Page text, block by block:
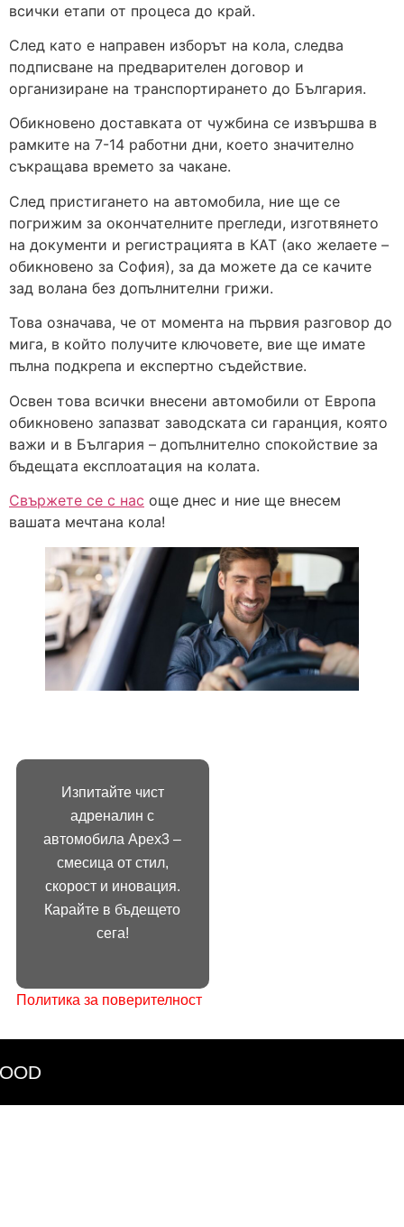
всички етапи от процеса до край.
След като е направен изборът на кола, следва
подписване на предварителен договор и
организиране на транспортирането до България.
Обикновено доставката от чужбина се извършва в
рамките на 7-14 работни дни, което значително
съкращава времето за чакане.
След пристигането на автомобила, ние ще се
погрижим за окончателните прегледи, изготвянето
на документи и регистрацията в КАТ (ако желаете –
обикновено за София), за да можете да се качите
зад волана без допълнителни грижи.
Това означава, че от момента на първия разговор до
мига, в който получите ключовете, вие ще имате
пълна подкрепа и експертно съдействие.
Освен това всички внесени автомобили от Европа
обикновено запазват заводската си гаранция, която
важи и в България – допълнително спокойствие за
бъдещата експлоатация на колата.
Свържете се с нас още днес и ние ще внесем
вашата мечтана кола!
Изпитайте чист
адреналин с
автомобила Apex3 –
смесица от стил,
скорост и иновация.
Карайте в бъдещето
сега!
БЪРЗ
Политика за поверителност